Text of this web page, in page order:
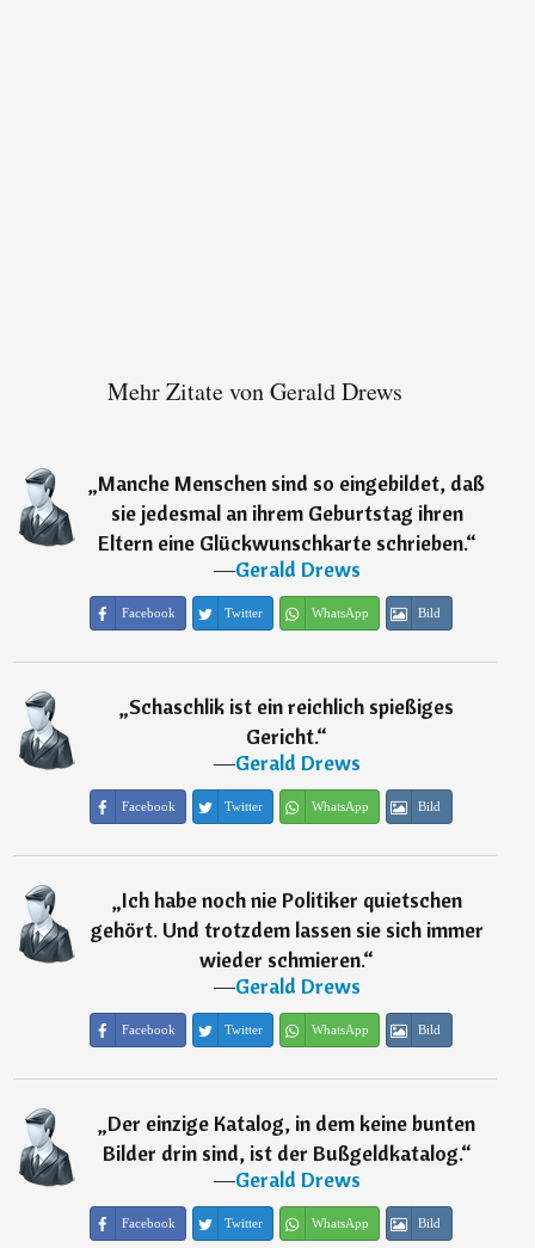
Mehr Zitate von Gerald Drews
„Manche Menschen sind so eingebildet, daß
sie jedesmal an ihrem Geburtstag ihren
Eltern eine Glückwunschkarte schrieben.“
―Gerald Drews
Facebook Twitter WhatsApp Bild
„Schaschlik ist ein reichlich spießiges
Gericht.“
―Gerald Drews
Facebook Twitter WhatsApp Bild
„Ich habe noch nie Politiker quietschen
gehört. Und trotzdem lassen sie sich immer
wieder schmieren.“
―Gerald Drews
Facebook Twitter WhatsApp Bild
„Der einzige Katalog, in dem keine bunten
Bilder drin sind, ist der Bußgeldkatalog.“
―Gerald Drews
Facebook Twitter WhatsApp Bild